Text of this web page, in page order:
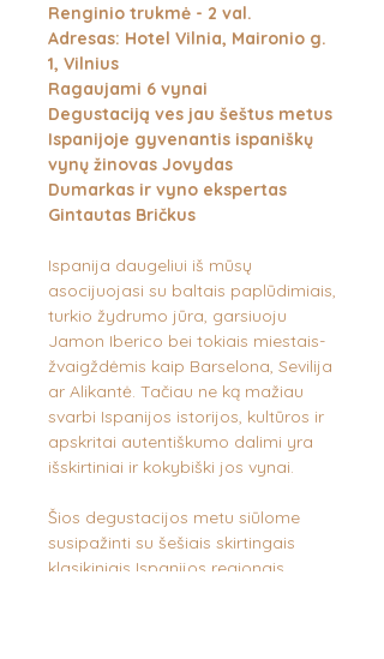
Renginio trukmė - 2 val.
Adresas: Hotel Vilnia, Maironio g.
1, Vilnius
Ragaujami 6 vynai
Degustaciją ves jau šeštus metus
Ispanijoje gyvenantis ispaniškų
vynų žinovas Jovydas
Dumarkas ir vyno ekspertas
Gintautas Bričkus
Ispanija daugeliui iš mūsų
asocijuojasi su baltais paplūdimiais,
turkio žydrumo jūra, garsiuoju
Jamon Iberico bei tokiais miestais-
žvaigždėmis kaip Barselona, Sevilija
ar Alikantė. Tačiau ne ką mažiau
svarbi Ispanijos istorijos, kultūros ir
apskritai autentiškumo dalimi yra
išskirtiniai ir kokybiški jos vynai.
Šios degustacijos metu siūlome
susipažinti su šešiais skirtingais
klasikiniais Ispanijos regionais.